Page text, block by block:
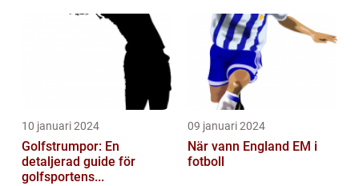
10 januari 2024
Golfstrumpor: En
detaljerad guide för
golfsportens...
09 januari 2024
När vann England EM i
fotboll